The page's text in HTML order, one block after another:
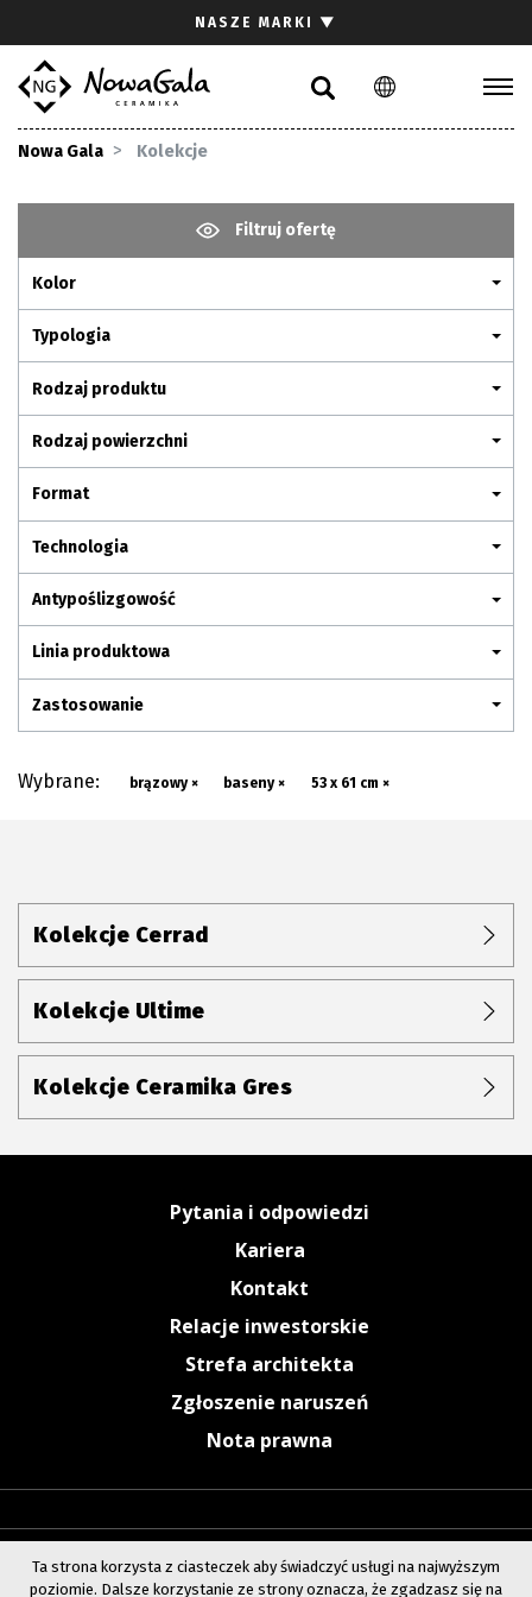
PL EN
NASZE MARKI ▼
Nowa Gala Kolekcje
Filtruj ofertę
Kolor
Typologia
Rodzaj produktu
Rodzaj powierzchni
Format
Technologia
Antypoślizgowość
Linia produktowa
Zastosowanie
Wybrane: brązowy × baseny × 53 x 61 cm ×
Kolekcje Cerrad
Kolekcje Ultime
Kolekcje Ceramika Gres
Pytania i odpowiedzi
Kariera
Kontakt
Relacje inwestorskie
Strefa architekta
Zgłoszenie naruszeń
Nota prawna
Gdzie kupić
Pliki do pobrania
Pytania i odpowiedzi
Kariera
Kontakt
Komunikacja z akcjonariuszami
Ta strona korzysta z ciasteczek aby świadczyć usługi na najwyższym
poziomie. Dalsze korzystanie ze strony oznacza, że zgadzasz się na